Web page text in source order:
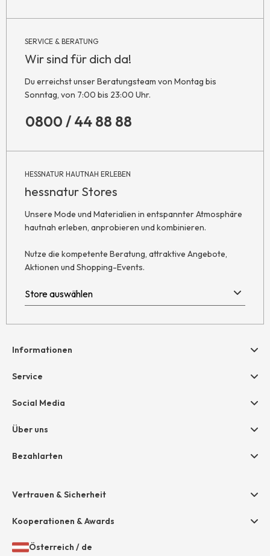
SERVICE & BERATUNG
Wir sind für dich da!
Du erreichst unser Beratungsteam von Montag bis
Sonntag, von 7:00 bis 23:00 Uhr.
0800 / 44 88 88
HESSNATUR HAUTNAH ERLEBEN
hessnatur Stores
Unsere Mode und Materialien in entspannter Atmosphäre
hautnah erleben, anprobieren und kombinieren.
Nutze die kompetente Beratung, attraktive Angebote,
Aktionen und Shopping-Events.
Informationen
Hilfe & Kontakt
Retoure
AGB
Datenschutz
Service
Geschenkgutscheine
Größentabelle
Social Media
Über uns
Unternehmen
Bezahlarten
Amazon Pay
VISA
Vertrauen & Sicherheit
Kooperationen & Awards
Öffnen
Gewähltes
Österreich / de